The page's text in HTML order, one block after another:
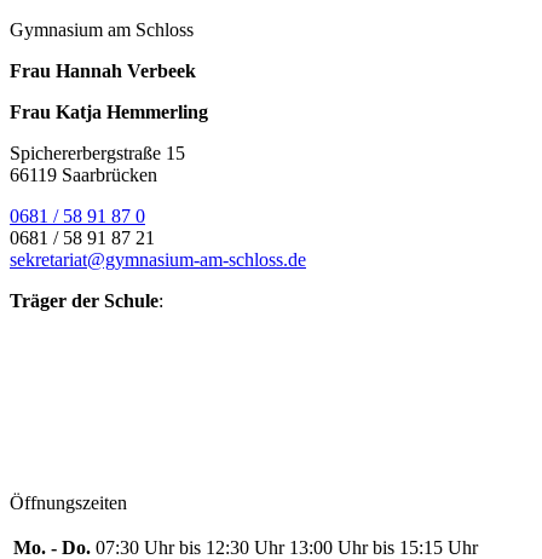
Gymnasium am Schloss
Frau Hannah Verbeek
Frau Katja Hemmerling
Spichererbergstraße 15
66119 Saarbrücken
0681 / 58 91 87 0
0681 / 58 91 87 21
sekretariat@gymnasium-am-schloss.de
Träger der Schule:
Öffnungszeiten
Mo. - Do. 07:30 Uhr bis 12:30 Uhr 13:00 Uhr bis 15:15 Uhr